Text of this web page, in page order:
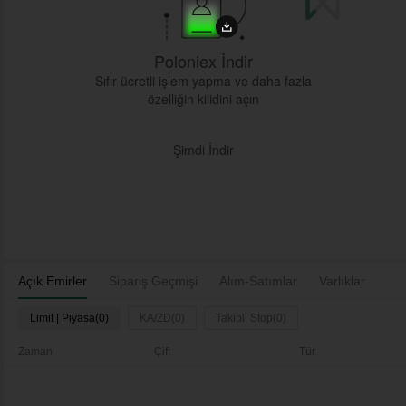
Açık Emirler Sipariş Geçmişi Alım-Satımlar Varlıklar
Limit | Piyasa(0) KA/ZD(0) Takipli Stop(0)
Zaman Çift Tür
Poloniex İndir
Sıfır ücretli işlem yapma ve daha fazla
özelliğin kilidini açın
Şimdi İndir